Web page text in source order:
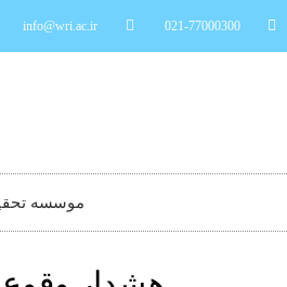
021-77000300
info@wri.ac.ir
موسسه